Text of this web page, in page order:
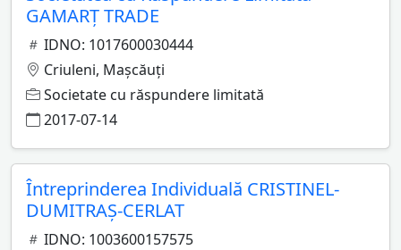
GAMARŢ TRADE
IDNO: 1017600030444
Criuleni, Maşcăuţi
Societate cu răspundere limitată
2017-07-14
Întreprinderea Individuală CRISTINEL-
DUMITRAŞ-CERLAT
IDNO: 1003600157575